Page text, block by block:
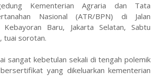
Kementerian Agraria dan Tata
Nasional (ATR/BPN) di Jalan
Kebayoran Baru, Jakarta Selatan, Sabtu
tuai sorotan.
sangat kebetulan sekali di tengah polemik
yang dikeluarkan kementerian